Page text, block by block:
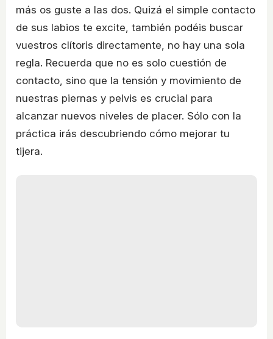
más os guste a las dos. Quizá el simple contacto
de sus labios te excite, también podéis buscar
vuestros clítoris directamente, no hay una sola
regla. Recuerda que no es solo cuestión de
contacto, sino que la tensión y movimiento de
nuestras piernas y pelvis es crucial para
alcanzar nuevos niveles de placer. Sólo con la
práctica irás descubriendo cómo mejorar tu
tijera.